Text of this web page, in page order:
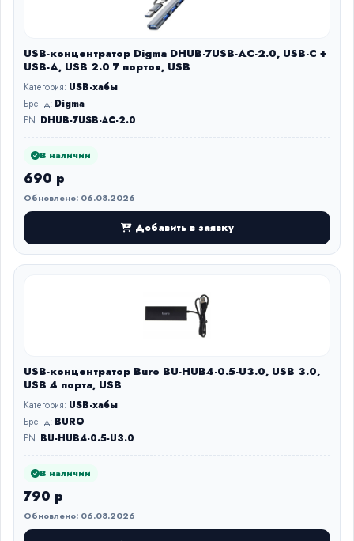
USB-концентратор Digma DHUB-7USB-AC-2.0, USB-C +
USB-A, USB 2.0 7 портов, USB
Категория: USB-хабы
Бренд: Digma
PN: DHUB-7USB-AC-2.0
В наличии
690 р
Обновлено: 06.08.2026
Добавить в заявку
USB-концентратор Buro BU-HUB4-0.5-U3.0, USB 3.0,
USB 4 порта, USB
Категория: USB-хабы
Бренд: BURO
PN: BU-HUB4-0.5-U3.0
В наличии
790 р
Обновлено: 06.08.2026